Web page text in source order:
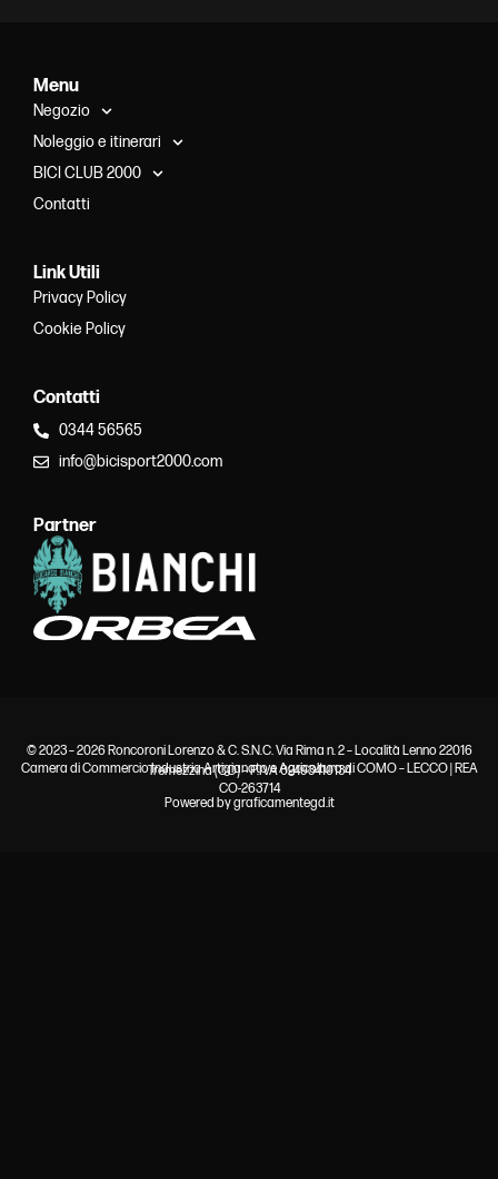
Menu
Negozio
Noleggio e itinerari
BICI CLUB 2000
Contatti
Link Utili
Privacy Policy
Cookie Policy
Contatti
0344 56565
info@bicisport2000.com
Partner
© 2023 – 2026 Roncoroni Lorenzo & C. S.N.C. Via Rima n. 2 – Località Lenno 22016
Tremezzina (CO) – P.IVA 02493410134
Camera di Commercio Industria Artigianato e Agricoltura di COMO – LECCO | REA
CO-263714
Powered bygraficamentegd.it